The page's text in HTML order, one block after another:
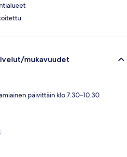
mukavuudet
päivittäin klo 7.30–10.30